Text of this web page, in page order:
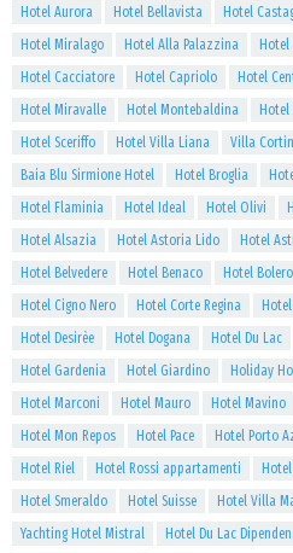
Hotel Aurora
Hotel Bellavista Hotel
Hotel Miralago
Hotel Alla Palazzina
Hotel Cacciatore
Hotel Capriolo Hotel
Hotel Miravalle
Hotel Montebaldina
Hotel Sceriffo
Hotel Villa Liana
Villa
Baia Blu Sirmione Hotel
Hotel Broglia
Hotel Flaminia
Hotel Ideal Hotel Olivi
Hotel Alsazia
Hotel Astoria Lido Hotel
Hotel Belvedere
Hotel Benaco Hotel Bolero
Hotel Cigno Nero
Hotel Corte Regina
Hotel Desirèe
Hotel Dogana Hotel Du Lac
Hotel Gardenia
Hotel Giardino Holiday
Hotel Marconi
Hotel Mauro Hotel Mavino
Hotel Mon Repos
Hotel Pace Hotel Porto
Hotel Riel
Hotel Rossi appartamenti
Hotel Smeraldo
Hotel Suisse Hotel Villa
Yachting Hotel Mistral
Hotel Du Lac